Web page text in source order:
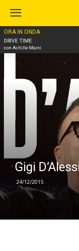
ORA IN ONDA
DRIVE TIME
con Achille Maini
Home
Gigi
24/12/2015